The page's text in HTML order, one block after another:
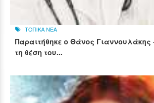
ΤΟΠΙΚΑ ΝΕΑ
Παραιτήθηκε ο Θάνος Γιαννουλάκης
τη θέση του...